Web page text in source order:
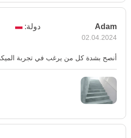
Adam
02.04.2024
دولة:
أنصح بشدة كل من يرغب في تجربة